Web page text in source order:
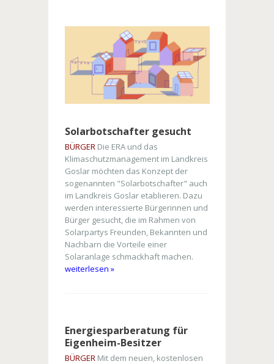
Solarbotschafter gesucht
BÜRGER Die ERA und das
Klimaschutzmanagement im Landkreis
Goslar möchten das Konzept der
sogenannten "Solarbotschafter" auch
im Landkreis Goslar etablieren. Dazu
werden interessierte Bürgerinnen und
Bürger gesucht, die im Rahmen von
Solarpartys Freunden, Bekannten und
Nachbarn die Vorteile einer
Solaranlage schmackhaft machen.
weiterlesen »
Energiesparberatung für
Eigenheim-Besitzer
BÜRGER Mit dem neuen, kostenlosen